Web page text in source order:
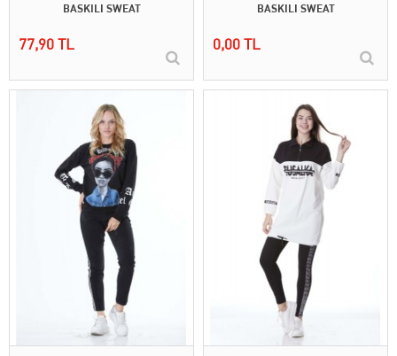
BASKILI SWEAT
77,90 TL
BASKILI SWEAT
0,00 TL